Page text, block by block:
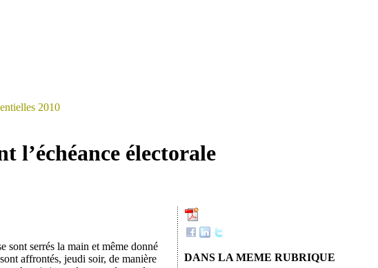
2010
l’échéance électorale
sont serrés la main et même donné
affrontés, jeudi soir, de manière
DANS LA MEME RUBRIQUE